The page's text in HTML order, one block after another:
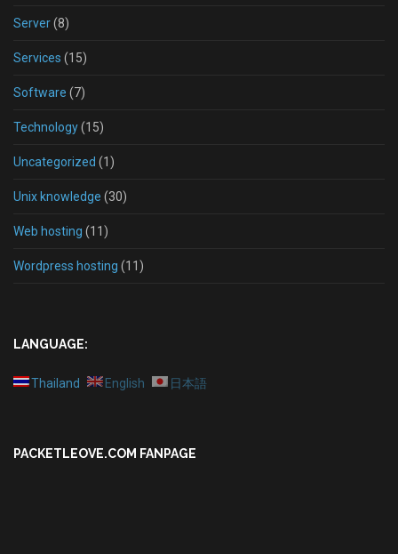
Server(8)
Services (15)
Software (7)
Technology(15)
Uncategorized (1)
Unix knowledge (30)
Web hosting (11)
Wordpress hosting (11)
LANGUAGE:
Thailand English 日本語
PACKETLEOVE.COM FANPAGE